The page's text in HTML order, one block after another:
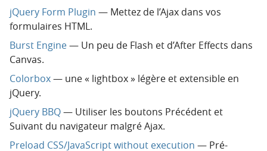
jQuery Form Plugin — Mettez de l’Ajax dans vos
formulaires HTML.
Burst Engine— Un peu de Flash et d’After Effects dans
Canvas.
Colorbox— une « lightbox » légère et extensible en
jQuery.
jQuery BBQ— Utiliser les boutons Précédent et
Suivant du navigateur malgré Ajax.
Preload CSS/JavaScript without execution — Pré-